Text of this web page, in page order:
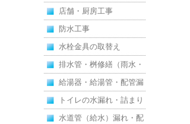
店舗・厨房工事
防水工事
水栓金具の取替え
排水管・桝修繕（雨水・
汚水）
給湯器・給湯管・配管漏
れ
トイレの水漏れ・詰まり
水道管（給水）漏れ・配